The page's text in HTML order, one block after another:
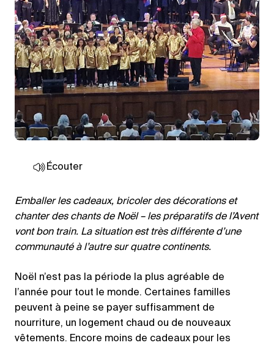
Écouter
Emballer les cadeaux, bricoler des décorations et
chanter des chants de Noël – les préparatifs de l’Avent
vont bon train. La situation est très différente d’une
communauté à l’autre sur quatre continents.
Noël n’est pas la période la plus agréable de
l’année pour tout le monde. Certaines familles
peuvent à peine se payer suffisamment de
nourriture, un logement chaud ou de nouveaux
vêtements. Encore moins de cadeaux pour les